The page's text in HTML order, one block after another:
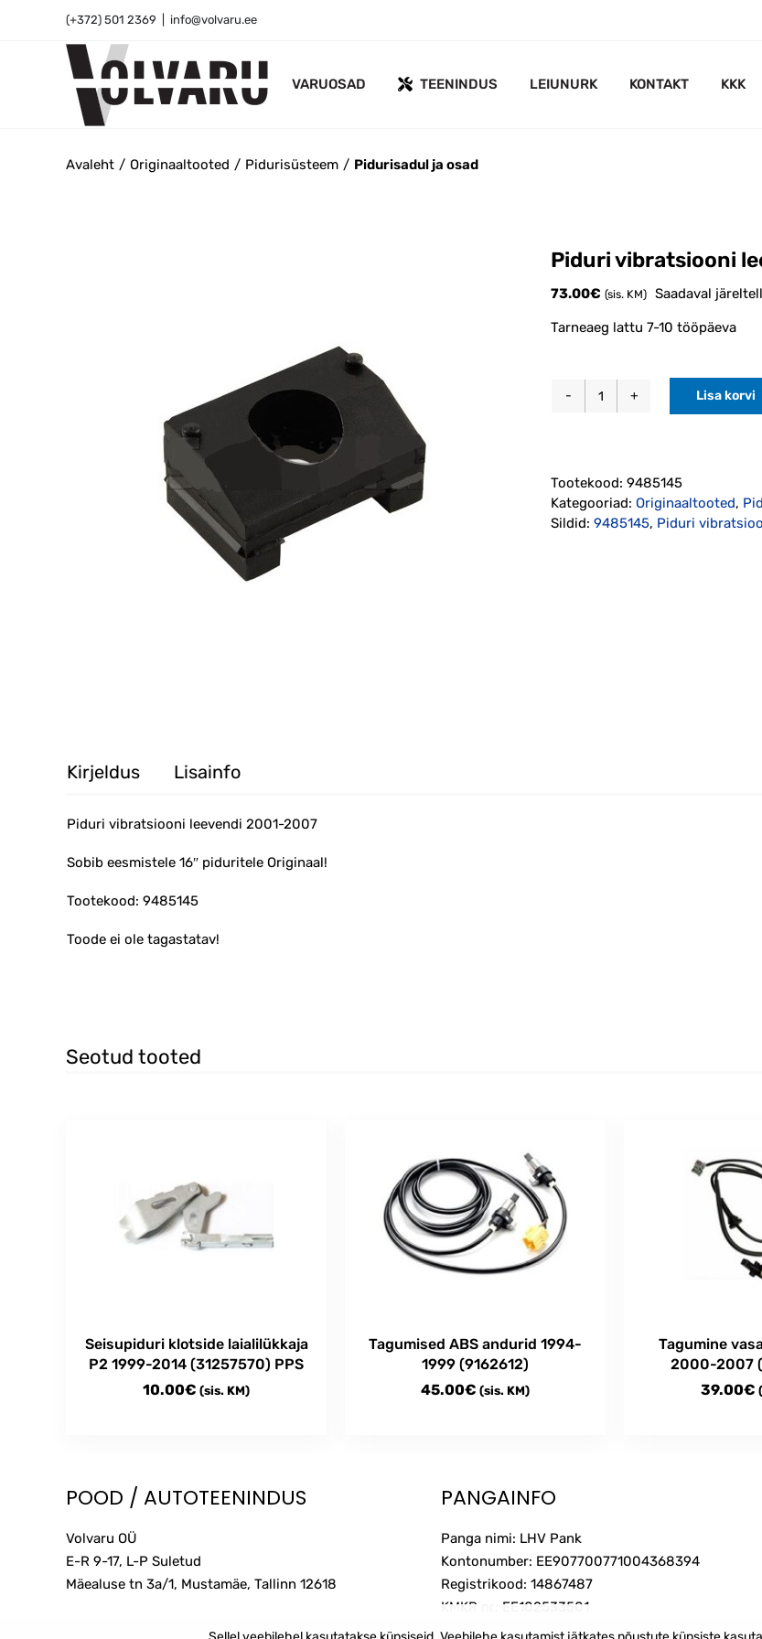
(+372) 501 2369 info@volvaru.ee
VARUOSAD TEENINDUS LEIUNURK KONTAKT KKK
Avaleht Originaaltooted Pidurisüsteem Pidurisadul ja osad
Piduri vibratsiooni
73.00€ (sis. KM) Saadaval
Tarneaeg lattu 7-10 tööpäeva
Piduri
2007
kogus
Lisa korvi
Tootekood: 9485145
Kategooriad: Originaaltooted,
Sildid: 9485145, Piduri
Kirjeldus Lisainfo
Piduri vibratsiooni leevendi 2001-2007
Sobib eesmistele 16″ piduritele Originaal!
Tootekood: 9485145
Toode ei ole tagastatav!
Seotud tooted
Seisupiduri klotside laialilükkaja
P2 1999-2014 (31257570) PPS
10.00€ (sis. KM)
Tagumised ABS andurid 1994-
1999 (9162612)
45.00€ (sis. KM)
Tagumine
2000-2007
39.00€
POOD / AUTOTEENINDUS
Volvaru OÜ
E-R 9-17, L-P Suletud
Mäealuse tn 3a/1, Mustamäe, Tallinn 12618
PANGAINFO
Panga nimi: LHV Pank
Kontonumber: EE907700771004368394
Registrikood: 14867487
KMKR nr: EE102533501